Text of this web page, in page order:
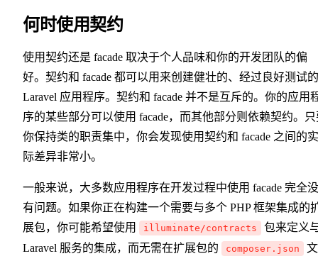
何时使用契约
使用契约还是 facade 取决于个人品味和你的开发团队的偏
好。契约和 facade 都可以用来创建健壮的、经过良好测试的
Laravel 应用程序。契约和 facade 并不是互斥的。你的应用
序的某些部分可以使用 facade，而其他部分则依赖契约。
你保持类的职责集中，你会发现使用契约和 facade 之间的实
际差异非常小。
一般来说，大多数应用程序在开发过程中使用 facade 完全没
有问题。如果你正在构建一个需要与多个 PHP 框架集成的
展包，你可能希望使用
illuminate/contracts
包来定义
Laravel 服务的集成，而无需在扩展包的
composer.json